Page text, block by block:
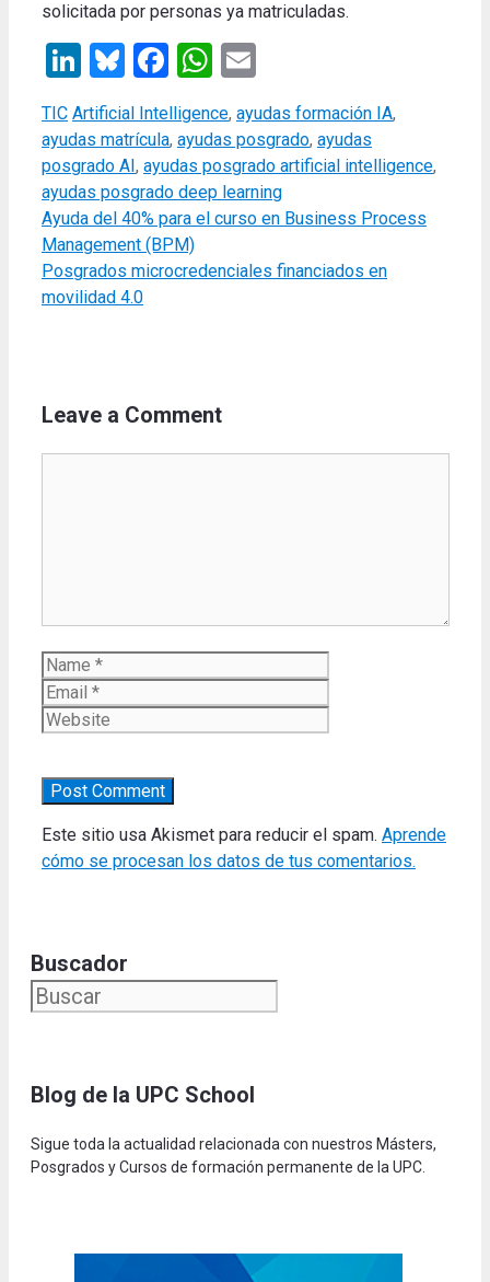
solicitada por personas ya matriculadas.
LinkedIn
Bluesky
Facebook
WhatsApp
Categories
TIC Tags
Artificial Intelligence, ayudas formación IA,
ayudas matrícula, ayudas posgrado, ayudas
posgrado AI , ayudas posgrado artificial intelligence,
ayudas posgrado deep learning
Ayuda del 40% para el curso en Business Process
Management (BPM)
Posgrados microcredenciales financiados en
movilidad 4.0
Leave a Comment
Name
Este sitio usa Akismet para reducir el spam. Aprende
cómo se procesan los datos de tus comentarios.
Buscador
Blog de la UPC School
Sigue toda la actualidad relacionada con nuestros Másters,
Posgrados y Cursos de formación permanente de la UPC.